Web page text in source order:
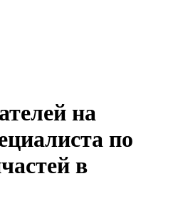
на
по
в